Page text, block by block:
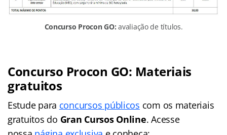
Concurso Procon GO: avaliação de títulos.
Concurso Procon GO: Materiais
gratuitos
Estude para concursos públicos com os materiais
gratuitos do Gran Cursos Online. Acesse